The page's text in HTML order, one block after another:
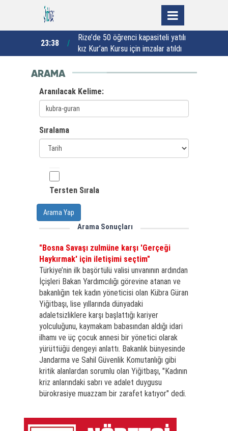
23:38
Rize’de 50 öğrenci kapasiteli yatılı
kız Kur’an Kursu için imzalar atıldı
ARAMA
Aranılacak Kelime:
Sıralama
Tersten Sırala
Arama Yap
Arama Sonuçları
"Bosna Savaşı zulmüne karşı 'Gerçeği
Haykırmak' için iletişimi seçtim"
Türkiye’nin ilk başörtülü valisi unvanının ardından
İçişleri Bakan Yardımcılığı görevine atanan ve
bakanlığın tek kadın yöneticisi olan Kübra Güran
Yiğitbaşı, lise yıllarında dünyadaki
adaletsizliklere karşı başlattığı kariyer
yolculuğunu, kaymakam babasından aldığı idari
ilhamı ve üç çocuk annesi bir yönetici olarak
yürüttüğü dengeyi anlattı. Bakanlık bünyesinde
Jandarma ve Sahil Güvenlik Komutanlığı gibi
kritik alanlardan sorumlu olan Yiğitbaşı, "Kadının
kriz anlarındaki sabrı ve adalet duygusu
bürokrasiye muazzam bir zarafet katıyor" dedi.